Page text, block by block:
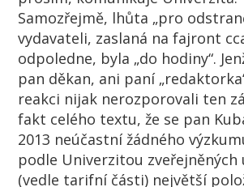
Samozřejmě, lhůta „pro
vydavateli, zaslaná na fajront
odpoledne, byla „do hodiny“.
pan děkan, ani paní
reakci nijak nerozporovali ten
fakt celého textu, že se pan
2013 neúčastní žádného
podle Univerzitou
(vedle tarifní části) největší